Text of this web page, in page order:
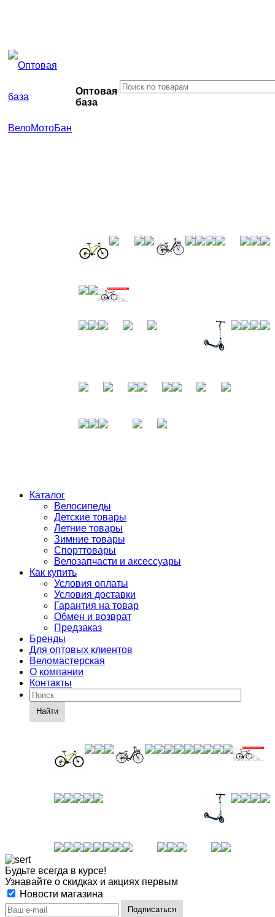
Оптовая
база
Каталог
Велосипеды
Детские товары
Летние товары
Зимние товары
Спорттовары
Велозапчасти и аксессуары
Как купить
Условия оплаты
Условия доставки
Гарантия на товар
Обмен и возврат
Предзаказ
Бренды
Для оптовых клиентов
Веломастерская
О компании
Контакты
Найти
Будьте всегда в курсе!
Узнавайте о скидках и акциях первым
Новости магазина